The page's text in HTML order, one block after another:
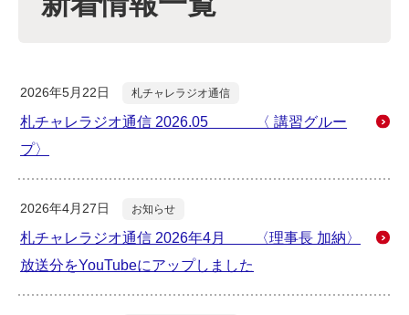
2026年5月22日 札チャレラジオ通信
札チャレラジオ通信 2026.05 〈 講習グルー
プ〉
2026年4月27日 お知らせ
札チャレラジオ通信 2026年4月 〈理事長 加納〉
放送分をYouTubeにアップしました